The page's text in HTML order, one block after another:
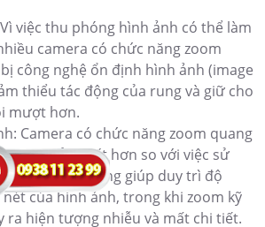
việc thu phóng hình ảnh có thể làm
camera có chức năng zoom
công nghệ ổn định hình ảnh (image
thiểu tác động của rung và giữ cho
mượt hơn.
Camera có chức năng zoom quang
hình ảnh tốt hơn so với việc sử
số. Zoom quang giúp duy trì độ
của hình ảnh, trong khi zoom kỹ
ra hiện tượng nhiễu và mất chi tiết.